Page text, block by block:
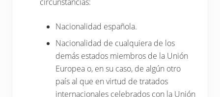
Nacionalidad española.
Nacionalidad de cualquiera de los
demás estados miembros de la Unión
Europea o, en su caso, de algún otro
país al que en virtud de tratados
internacionales celebrados con la Unión